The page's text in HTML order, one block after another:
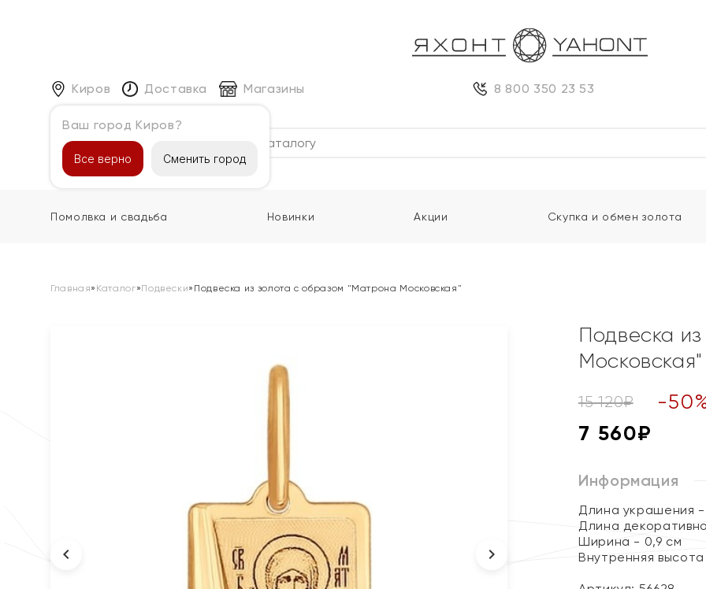
Киров
Ваш город Киров?
Все верно Сменить город
Доставка Магазины 8 800 350 23 53
Каталог
Помолвка и свадьба Новинки Акции Скупка и обмен золота
Главная» Каталог»Подвески» Подвеска из золота с образом "Матрона Московская"
Подвеска
Московская"
15 120₽ -50
7 560₽
Информация
Длина украшения -
Длина
Ширина - 0,9 см
Внутренняя